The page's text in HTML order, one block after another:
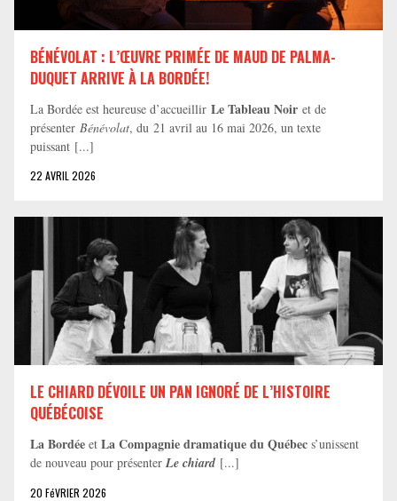
BÉNÉVOLAT : L’ŒUVRE PRIMÉE DE MAUD DE PALMA-
DUQUET ARRIVE À LA BORDÉE!
La Bordée est heureuse d’accueillir Le Tableau Noir et de
présenter Bénévolat, du 21 avril au 16 mai 2026, un texte
puissant [...]
22 AVRIL 2026
LE CHIARD DÉVOILE UN PAN IGNORÉ DE L’HISTOIRE
QUÉBÉCOISE
La Bordée et La Compagnie dramatique du Québec s’unissent
de nouveau pour présenter Le chiard [...]
20 FéVRIER 2026